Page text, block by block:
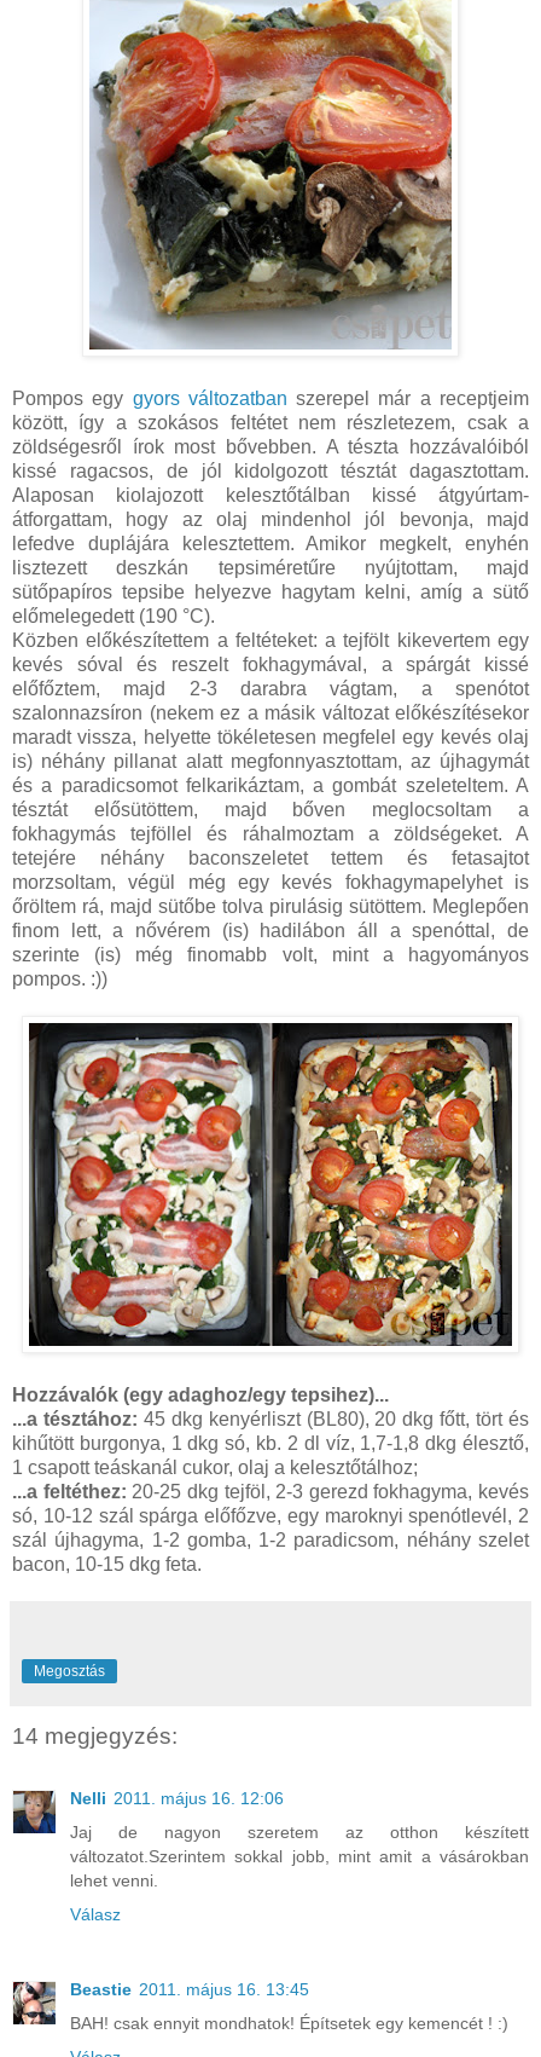
Pompos egy gyors változatban szerepel már a receptjeim
között, így a szokásos feltétet nem részletezem, csak a
zöldségesről írok most bővebben. A tészta hozzávalóiból
kissé ragacsos, de jól kidolgozott tésztát dagasztottam.
Alaposan kiolajozott kelesztőtálban kissé átgyúrtam-
átforgattam, hogy az olaj mindenhol jól bevonja, majd
lefedve duplájára kelesztettem. Amikor megkelt, enyhén
lisztezett deszkán tepsiméretűre nyújtottam, majd
sütőpapíros tepsibe helyezve hagytam kelni, amíg a sütő
előmelegedett (190 °C).
Közben előkészítettem a feltéteket: a tejfölt kikevertem egy
kevés sóval és reszelt fokhagymával, a spárgát kissé
előfőztem, majd 2-3 darabra vágtam, a spenótot
szalonnazsíron (nekem ez a másik változat előkészítésekor
maradt vissza, helyette tökéletesen megfelel egy kevés olaj
is) néhány pillanat alatt megfonnyasztottam, az újhagymát
és a paradicsomot felkarikáztam, a gombát szeleteltem. A
tésztát elősütöttem, majd bőven meglocsoltam a
fokhagymás tejföllel és ráhalmoztam a zöldségeket. A
tetejére néhány baconszeletet tettem és fetasajtot
morzsoltam, végül még egy kevés fokhagymapelyhet is
őröltem rá, majd sütőbe tolva pirulásig sütöttem. Meglepően
finom lett, a nővérem (is) hadilábon áll a spenóttal, de
szerinte (is) még finomabb volt, mint a hagyományos
pompos. :))
Hozzávalók (egy adaghoz/egy tepsihez)...
...a tésztához: 45 dkg kenyérliszt (BL80), 20 dkg főtt, tört és
kihűtött burgonya, 1 dkg só, kb. 2 dl víz, 1,7-1,8 dkg élesztő,
1 csapott teáskanál cukor, olaj a kelesztőtálhoz;
...a feltéthez: 20-25 dkg tejföl, 2-3 gerezd fokhagyma, kevés
só, 10-12 szál spárga előfőzve, egy maroknyi spenótlevél, 2
szál újhagyma, 1-2 gomba, 1-2 paradicsom, néhány szelet
bacon, 10-15 dkg feta.
Megosztás
14 megjegyzés:
Nelli 2011. május 16. 12:06
Jaj de nagyon szeretem az otthon készített
változatot.Szerintem sokkal jobb, mint amit a vásárokban
lehet venni.
Válasz
Beastie 2011. május 16. 13:45
BAH! csak ennyit mondhatok! Építsetek egy kemencét ! :)